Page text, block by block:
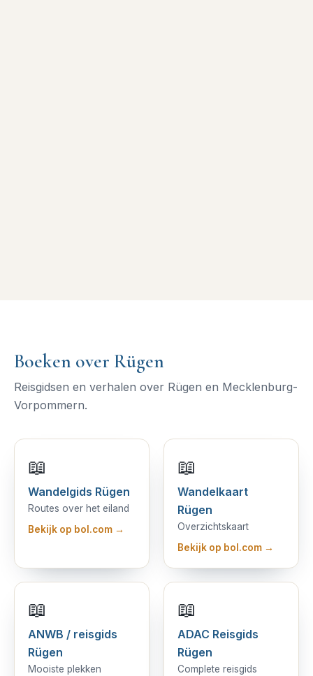
Boeken over Rügen
Reisgidsen en verhalen over Rügen en Mecklenburg-
Vorpommern.
📖
Wandelgids Rügen
Routes over het eiland
Bekijk op bol.com →
📖
Wandelkaart
Rügen
Overzichtskaart
Bekijk op bol.com →
📖
ANWB / reisgids
Rügen
Mooiste plekken
📖
ADAC Reisgids
Rügen
Complete reisgids